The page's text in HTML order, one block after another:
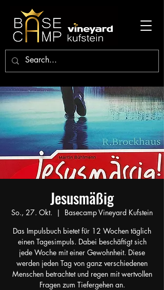
Jesusmäßig
So., 27. Okt.
  |
Basecamp Vineyard Kufstein
Das Impulsbuch bietet für 12 Wochen täglich
einen Tagesimpuls. Dabei beschäftigt sich
jede Woche mit einer Gewohnheit. Diese
werden jeden Tag von ganz verschiedenen
Menschen betrachtet und regen mit wertvollen
Fragen zum Tiefergehen an.